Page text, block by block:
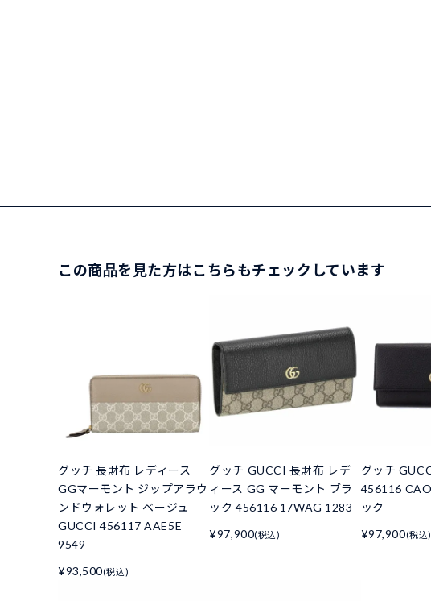
この商品を見た方はこちらもチェックしています
グッチ 長財布 レディース
GGマーモント ジップアラウ
ンドウォレット ベージュ
GUCCI 456117 AAE5E
9549
¥93,500(税込)
グッチ GUCCI 長財布 レデ
ィース GG マーモント ブラ
ック 456116 17WAG 1283
¥97,900(税込)
グッチ
456116
ック
¥97,900(税込)